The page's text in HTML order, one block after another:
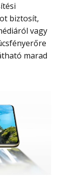
biztosít,
vagy
marad